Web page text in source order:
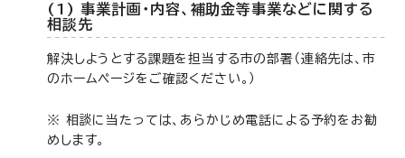
(1) 事業計画・内容、補助金等事業などに関する
相談先
解決しようとする課題を担当する市の部署（連絡先は、市
のホームページをご確認ください。）
※ 相談に当たっては、あらかじめ電話による予約をお勧
めします。